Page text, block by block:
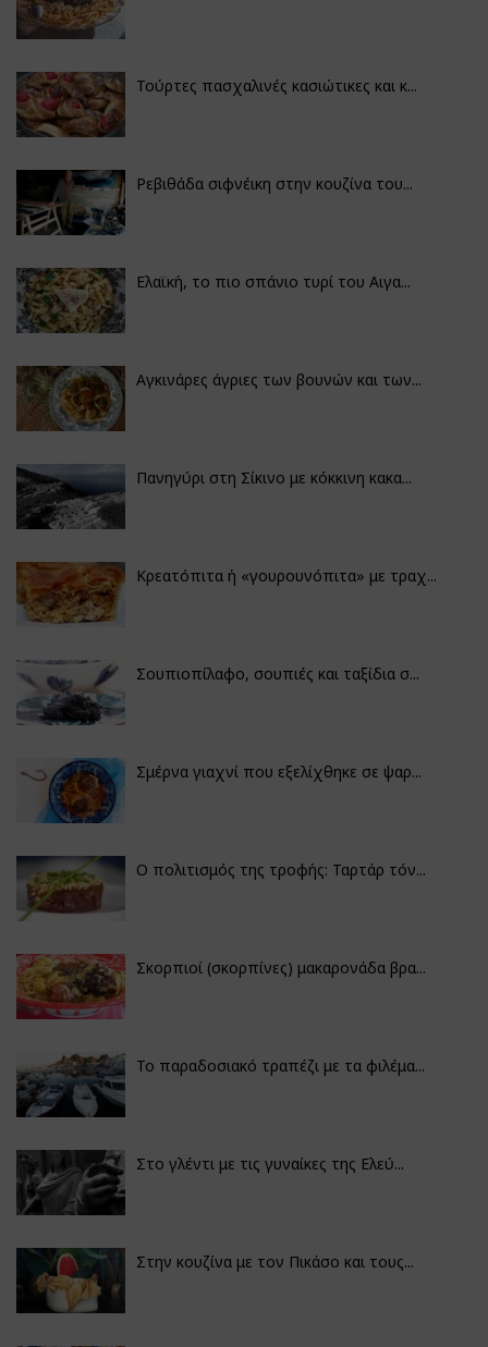
Τούρτες πασχαλινές κασιώτικες και κ...
Ρεβιθάδα σιφνέικη στην κουζίνα του...
Ελαϊκή, το πιο σπάνιο τυρί του Αιγα...
Αγκινάρες άγριες των βουνών και των...
Πανηγύρι στη Σίκινο με κόκκινη κακα...
Κρεατόπιτα ή «γουρουνόπιτα» με τραχ...
Σουπιοπίλαφο, σουπιές και ταξίδια σ...
Σμέρνα γιαχνί που εξελίχθηκε σε ψαρ...
Ο πολιτισμός της τροφής: Ταρτάρ τόν...
Σκορπιοί (σκορπίνες) μακαρονάδα βρα...
Το παραδοσιακό τραπέζι με τα φιλέμα...
Στο γλέντι με τις γυναίκες της Ελεύ...
Στην κουζίνα με τον Πικάσο και τους...